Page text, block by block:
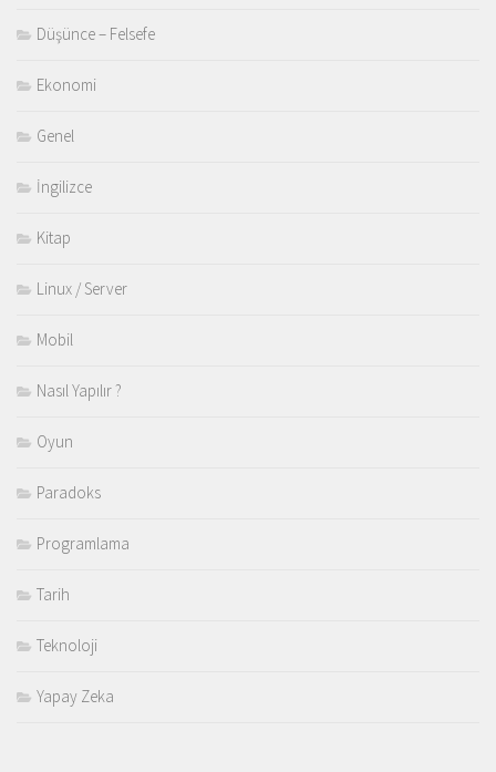
Düşünce – Felsefe
Ekonomi
Genel
İngilizce
Kitap
Linux / Server
Mobil
Nasıl Yapılır ?
Oyun
Paradoks
Programlama
Tarih
Teknoloji
Yapay Zeka